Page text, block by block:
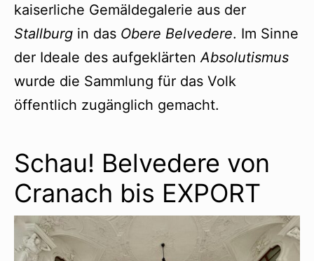
kaiserliche Gemäldegalerie aus der
Stallburg in das Obere Belvedere. Im Sinne
der Ideale des aufgeklärten Absolutismus
wurde die Sammlung für das Volk
öffentlich zugänglich gemacht.
Schau! Belvedere von
Cranach bis EXPORT